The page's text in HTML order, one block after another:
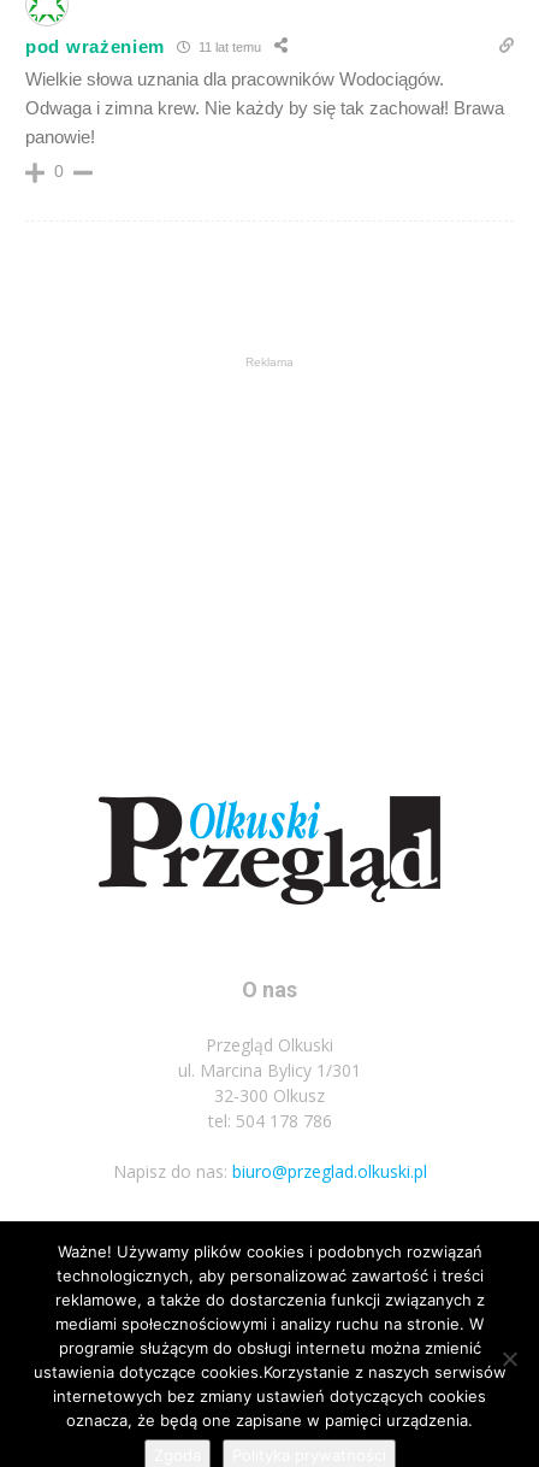
pod wrażeniem 11 lat temu
Wielkie słowa uznania dla pracowników Wodociągów.
Odwaga i zimna krew. Nie każdy by się tak zachował! Brawa
panowie!
0
Reklama
O nas
Przegląd Olkuski
ul. Marcina Bylicy 1/301
32-300 Olkusz
tel: 504 178 786
Napisz do nas: biuro@przeglad.olkuski.pl
Podążaj za nami
Nota prawna Polityka prywatnosci Kariera Regulamin
Ważne! Używamy plików cookies i podobnych rozwiązań
technologicznych, aby personalizować zawartość i treści
reklamowe, a także do dostarczenia funkcji związanych z
mediami społecznościowymi i analizy ruchu na stronie. W
programie służącym do obsługi internetu można zmienić
ustawienia dotyczące cookies.Korzystanie z naszych serwisów
internetowych bez zmiany ustawień dotyczących cookies
oznacza, że będą one zapisane w pamięci urządzenia.